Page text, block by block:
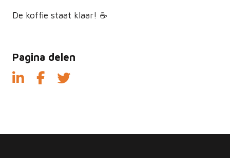
De koffie staat klaar! ☕
Pagina delen